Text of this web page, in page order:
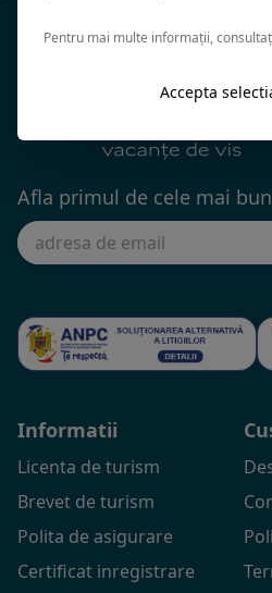
Afla primul de cele mai
Informatii
Licenta de turism
Brevet de turism
Polita de asigurare
Certificat inregistrare
Pentru mai multe informații,
Accepta